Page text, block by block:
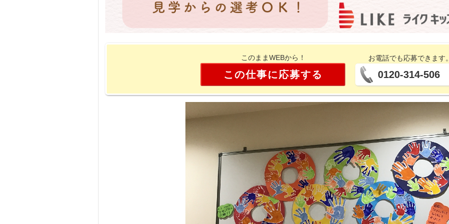
このままWEBから！
この仕事に応募する
お電話でも応募できます
0120-314-506